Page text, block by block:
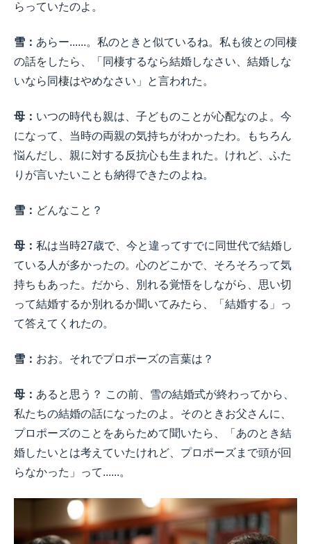
らっていたのよ。
雪： あらー......。私のときと似ているね。私も彼との同棲
の話をしたら、「同棲するなら結婚しなさい、結婚しな
いなら同棲はやめなさい」と言われた。
母： いつの時代も親は、子どものことが心配なのよ。今
になって、当時の両親の気持ちがわかったわ。もちろん
悩んだし、親に対する反抗心も生まれた。けれど、ふた
りが言いたいことも納得できたのよね。
雪： どんなこと？
母： 私は当時27歳で、今と違ってすでに同世代で結婚し
ている人が多かったの。心のどこかで、そろそろって気
持ちもあった。だから、別れる覚悟をしながら、思い切
って結婚するか別れるか聞いてみたら、「結婚する」っ
て答えてくれたの。
雪： おお。それでプロポーズの言葉は？
母： あると思う？ この前、雪の結婚式が終わってから、
私たちの結婚の話になったのよ。そのときお父さんに、
プロポーズのことをあらためて聞いたら、「あのとき結
婚したいとは考えていたけれど、プロポーズまで頭が回
らなかった」って......。